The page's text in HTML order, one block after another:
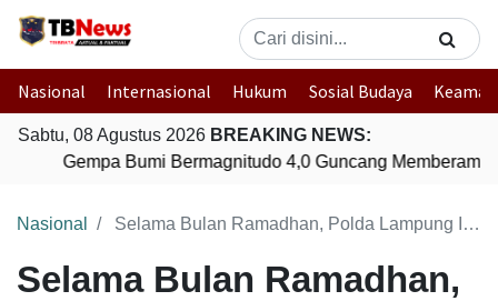
Nasional Internasional Hukum Sosial Budaya
Sabtu, 08 Agustus 2026 BREAKING NEWS:
Gempa Bumi Bermagnitudo 4,0 Guncang Memberamo
Nasional Selama Bulan Ramadhan, Polda Lampung Imbau Masyarakat Jaga Moralitas dan Ketertiban
Selama Bulan Ramadhan,